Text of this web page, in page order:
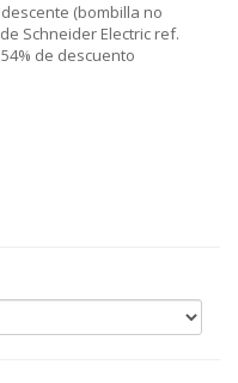
(bombilla no
Schneider Electric ref.
de descuento